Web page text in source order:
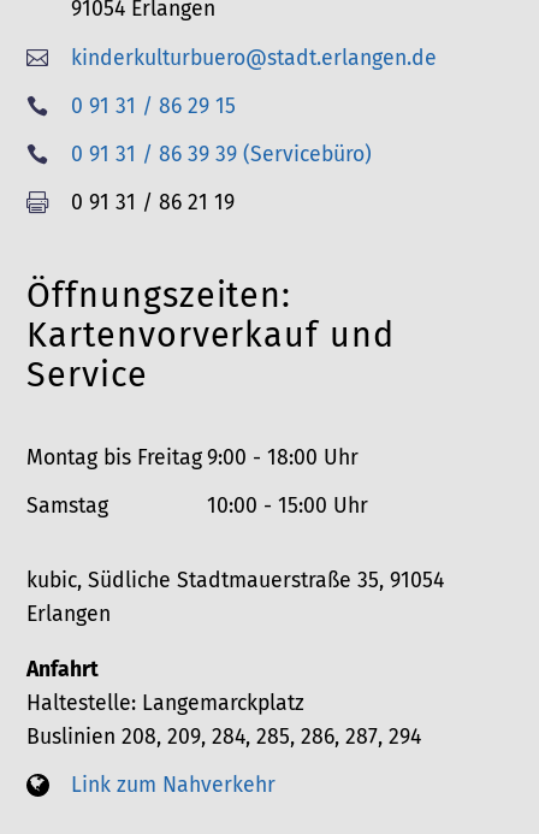
91054 Erlangen
 kinderkulturbuero@stadt.erlangen.de

T
e
o
n
0 91 31 / 86 29 15

T
f
o
n
0 91 31 / 86 39 39 (Servicebüro)

F
0 91 31 / 86 21 19
Öffnungszeiten:
Kartenvorverkauf und
Service
Montag bis Freitag 9:00 - 18:00 Uhr
Samstag
10:00 - 15:00 Uhr
kubic, Südliche Stadtmauerstraße 35, 91054
Erlangen
Anfahrt
Haltestelle: Langemarckplatz
Buslinien 208, 209, 284, 285, 286, 287, 294
Link zum Nahverkehr